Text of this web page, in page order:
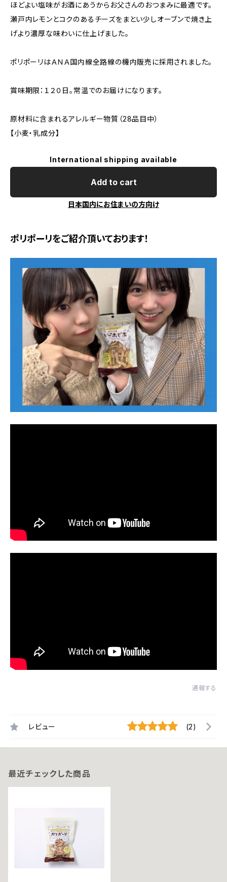
ほどよい塩味がお酒にあうからお父さんのおつまみに最適です。
瀬戸内レモンとコクのあるチーズをまとい少しオーブンで焼き上
げより濃厚な味わいに仕上げました。
ポリポーリはＡＮＡ国内線全路線の機内販売に採用されました。
賞味期限：１２０日。常温でのお届けになります。
原材料に含まれるアレルギー物質（28品目中）
【小麦・乳成分】
International shipping available
Add to cart
日本国内にお住まいの方向け
ポリポーリをご紹介頂いております！
通報する
レビュー (2)
最近チェックした商品